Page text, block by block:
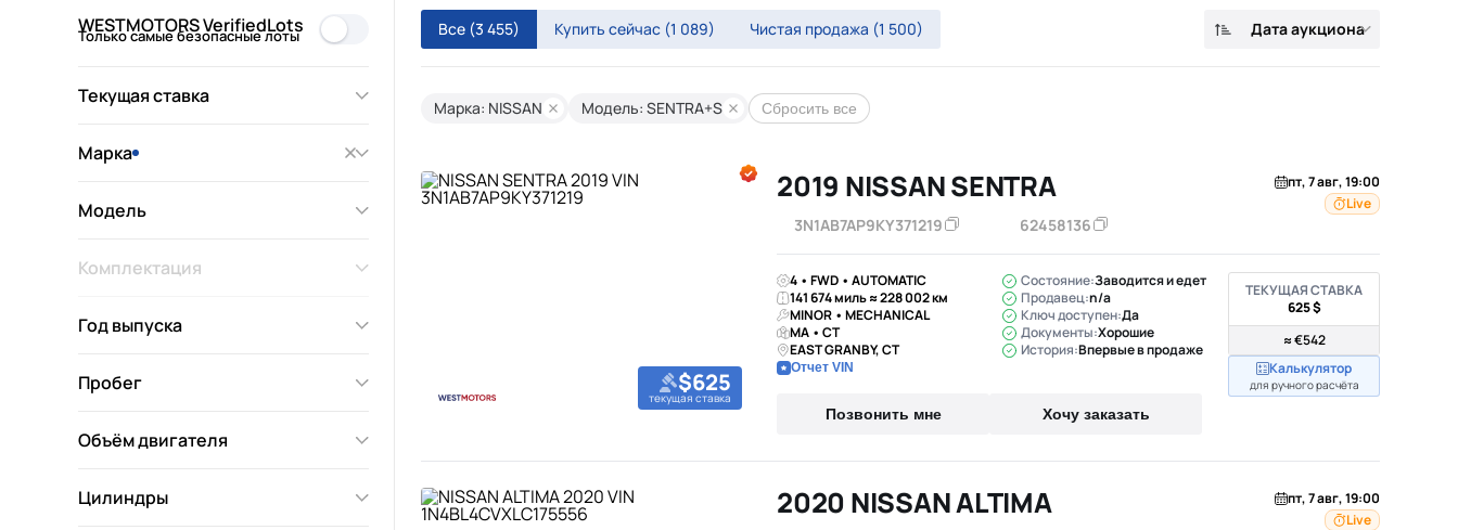
WESTMOTORS VerifiedLots
Только самые безопасные лоты
Текущая ставка
Марка
Модель
Комплектация
Год выпуска
Пробег
Объём двигателя
Цилиндры
Дата аукциона
Все (3 455) Купить сейчас (1 089) Чистая продажа (1 500)
Марка: NISSAN Модель: SENTRA+S Сбросить все
$625
текущая ставка
2019 NISSAN SENTRA
3N1AB7AP9KY371219 62458136
пт, 7 авг, 19:00
Live
4 • FWD • AUTOMATIC
141 674 миль ≈ 228 002 км
MINOR • MECHANICAL
MA • CT
EAST GRANBY, CT
Отчет VIN
Состояние:Заводится и едет
Продавец:n/a
Ключ доступен:Да
Документы:Хорошие
История:Впервые в продаже
Позвонить мне Хочу заказать
ТЕКУЩАЯ СТАВКА
625 $
≈ €542
Калькулятор
для ручного расчёта
2020 NISSAN ALTIMA
пт, 7 авг, 19:00
Live